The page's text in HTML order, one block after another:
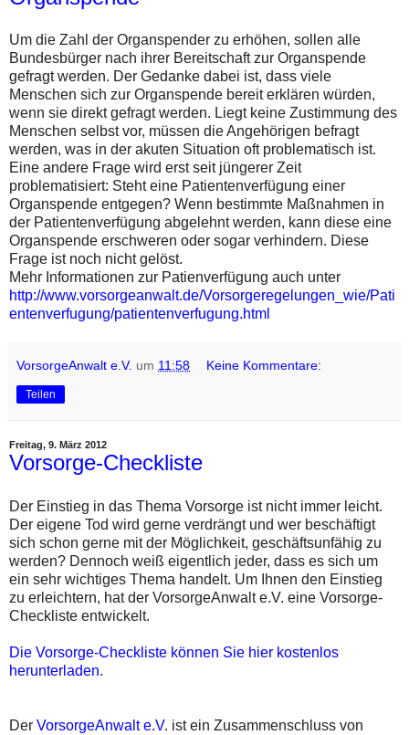
Um die Zahl der Organspender zu erhöhen, sollen alle
Bundesbürger nach ihrer Bereitschaft zur Organspende
gefragt werden. Der Gedanke dabei ist, dass viele
Menschen sich zur Organspende bereit erklären würden,
wenn sie direkt gefragt werden. Liegt keine Zustimmung des
Menschen selbst vor, müssen die Angehörigen befragt
werden, was in der akuten Situation oft problematisch ist.
Eine andere Frage wird erst seit jüngerer Zeit
problematisiert: Steht eine Patientenverfügung einer
Organspende entgegen? Wenn bestimmte Maßnahmen in
der Patientenverfügung abgelehnt werden, kann diese eine
Organspende erschweren oder sogar verhindern. Diese
Frage ist noch nicht gelöst.
Mehr Informationen zur Patienverfügung auch unter
http://www.vorsorgeanwalt.de/Vorsorgeregelungen_wie/Pati
entenverfugung/patientenverfugung.html
VorsorgeAnwalt e.V. um 11:58 Keine Kommentare:
Teilen
Freitag, 9. März 2012
Vorsorge-Checkliste
Der Einstieg in das Thema Vorsorge ist nicht immer leicht.
Der eigene Tod wird gerne verdrängt und wer beschäftigt
sich schon gerne mit der Möglichkeit, geschäftsunfähig zu
werden? Dennoch weiß eigentlich jeder, dass es sich um
ein sehr wichtiges Thema handelt. Um Ihnen den Einstieg
zu erleichtern, hat der VorsorgeAnwalt e.V. eine Vorsorge-
Checkliste entwickelt.
Die Vorsorge-Checkliste können Sie hier kostenlos
herunterladen.
Der VorsorgeAnwalt e.V. ist ein Zusammenschluss von